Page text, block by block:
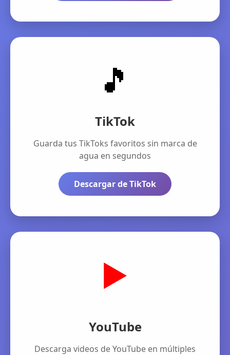
🎵
TikTok
Guarda tus TikToks favoritos sin marca de
agua en segundos
Descargar de TikTok
▶️
YouTube
Descarga videos de YouTube en múltiples